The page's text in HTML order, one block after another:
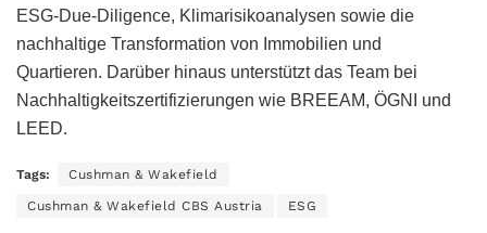
ESG-Due-Diligence, Klimarisikoanalysen sowie die
nachhaltige Transformation von Immobilien und
Quartieren. Darüber hinaus unterstützt das Team bei
Nachhaltigkeitszertifizierungen wie BREEAM, ÖGNI und
LEED.
Tags: Cushman & Wakefield
Cushman & Wakefield CBS Austria ESG